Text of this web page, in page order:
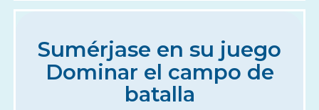
Sumérjase en su juego
Dominar el campo de
batalla